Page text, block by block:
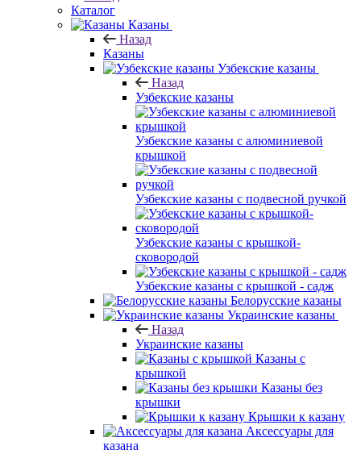
Каталог
Казаны
Назад
Казаны
Узбекские казаны
Назад
Узбекские казаны
Узбекские казаны с алюминиевой
крышкой
Узбекские казаны с подвесной ручкой
Узбекские казаны с крышкой-
сковородой
Узбекские казаны с крышкой - садж
Белорусские казаны
Украинские казаны
Назад
Украинские казаны
Казаны с
крышкой
Казаны без
крышки
Крышки к казану
Аксессуары для
казана